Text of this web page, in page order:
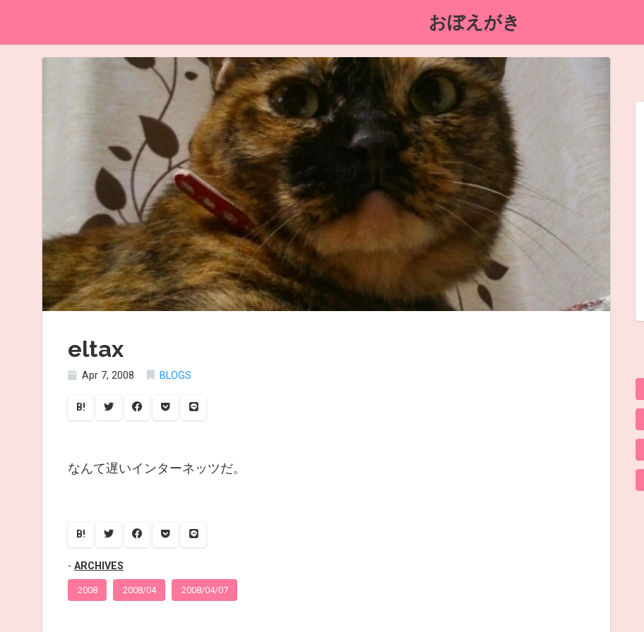
おぼえがき
eltax
Apr 7, 2008 BLOGS
B!
なんて遅いインターネッツだ。
B!
ARCHIVES
2008 2008/04 2008/04/07